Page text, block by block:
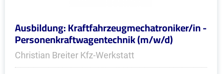
Ausbildung: Kraftfahrzeugmechatroniker/in -
Personenkraftwagentechnik (m/w/d)
Christian Breiter Kfz-Werkstatt